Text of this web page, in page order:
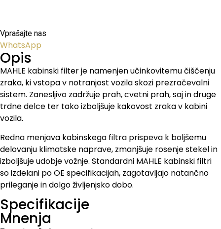
Vprašajte nas
WhatsApp
Opis
MAHLE kabinski filter je namenjen učinkovitemu čiščenju
zraka, ki vstopa v notranjost vozila skozi prezračevalni
sistem. Zanesljivo zadržuje prah, cvetni prah, saj in druge
trdne delce ter tako izboljšuje kakovost zraka v kabini
vozila.
Redna menjava kabinskega filtra prispeva k boljšemu
delovanju klimatske naprave, zmanjšuje rosenje stekel in
izboljšuje udobje vožnje. Standardni MAHLE kabinski filtri
so izdelani po OE specifikacijah, zagotavljajo natančno
prileganje in dolgo življenjsko dobo.
Specifikacije
Mnenja